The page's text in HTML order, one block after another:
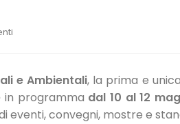
e Ambientali, la prima e
in programma dal 10 al 12
eventi, convegni, mostre e